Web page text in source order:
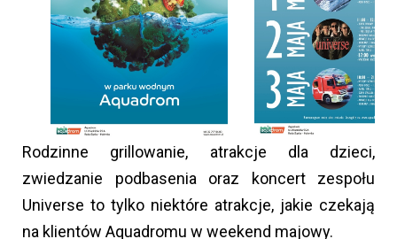
Rodzinne grillowanie, atrakcje dla dzieci,
zwiedzanie podbasenia oraz koncert zespołu
Universe to tylko niektóre atrakcje, jakie czekają
na klientów Aquadromu w weekend majowy.